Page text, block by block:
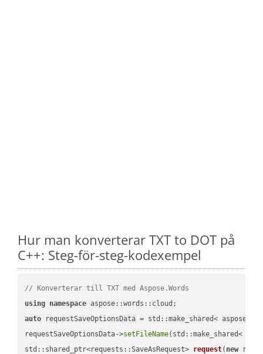
Hur man konverterar TXT to DOT på
C++: Steg-för-steg-kodexempel
// Konverterar till TXT med Aspose.Words
using namespace
auto requestSaveOptionsData = std::make_shared<
requestSaveOptionsData->setFileName(std::make_shared<
std::shared_ptr<requests::SaveAsRequest> request( new